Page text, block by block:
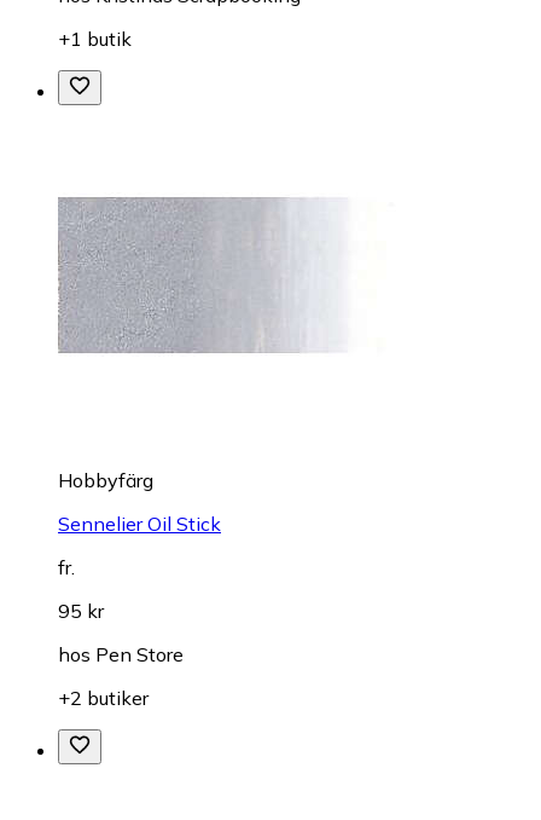
+1 butik
Hobbyfärg
Sennelier Oil Stick
fr.
95 kr
hos Pen Store
+2 butiker